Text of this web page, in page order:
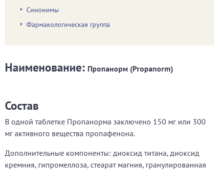
Синонимы
Фармакологическая группа
Наименование: Пропанорм (Propanorm)
Состав
В одной таблетке Пропанорма заключено 150 мг или 300
мг активного вещества пропафенона.
Дополнительные компоненты: диоксид титана, диоксид
кремния, гипромеллоза, стеарат магния, гранулированная